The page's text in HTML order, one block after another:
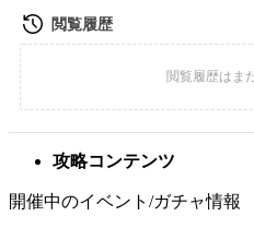
攻略コンテンツ
開催中のイベント/ガチャ情報